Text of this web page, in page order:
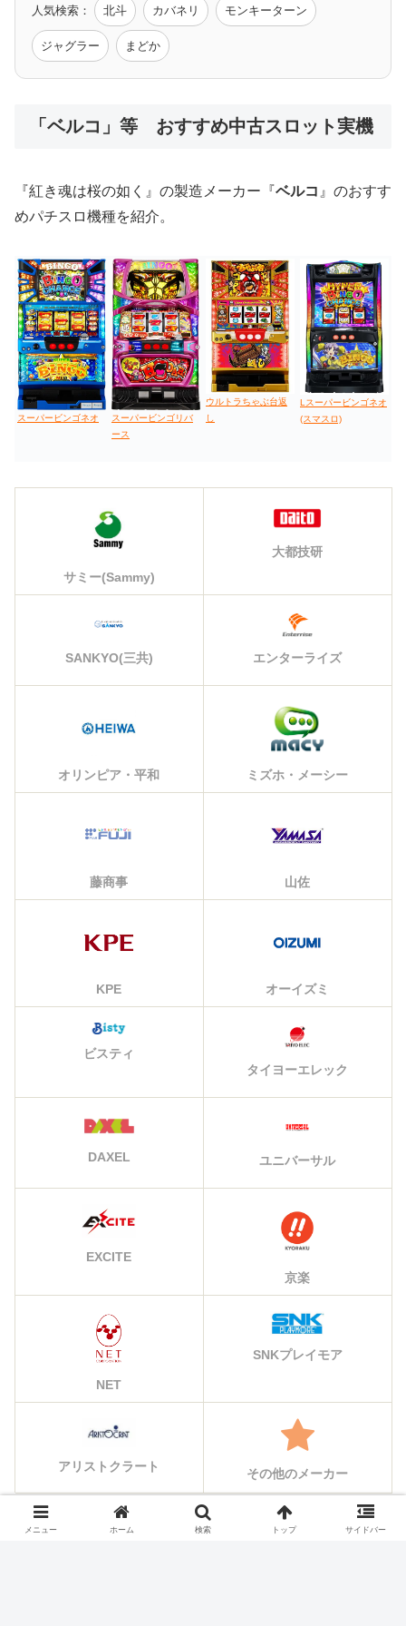
モンハン バイオ ペルソナ
人気検索： 北斗 カバネリ モンキーターン
ジャグラー まどか
「ベルコ」等 おすすめ中古スロット実機
『紅き魂は桜の如く』の製造メーカー『ベルコ 』のおすす
めパチスロ機種を紹介。
スーパービンゴネオ
スーパービンゴリバ
ース
ウルトラちゃぶ台返
し
Lスーパービンゴネオ
(スマスロ)
サミー(Sammy)
大都技研
SANKYO(三共) エンターライズ
オリンピア・平和 ミズホ・メーシー
藤商事 山佐
KPE オーイズミ
ビスティ
タイヨーエレック
DAXEL ユニバーサル
EXCITE
京楽
NET
SNKプレイモア
アリストクラート その他のメーカー
メニュー ホーム 検索 トップ サイドバー